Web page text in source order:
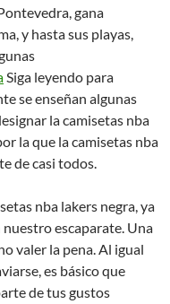
gana
y hasta sus playas,
Siga leyendo para
se enseñan algunas
la camisetas nba
la que la camisetas nba
de casi todos.
nba lakers negra, ya
escaparate. Una
valer la pena. Al igual
es básico que
de tus gustos